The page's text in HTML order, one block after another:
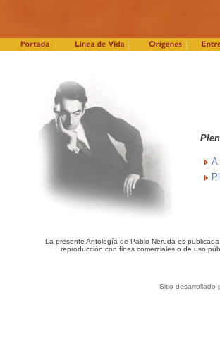
A
La presente Antología de Pablo Neruda es
reproducción con fines comerciales o de uso
Sitio desarrollado